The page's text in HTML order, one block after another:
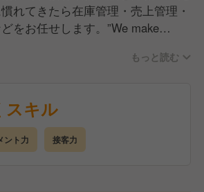
れてきたら在庫管理・売上管理・
をお任せします。”We make
ムに加えて、アイスクリームケー
きましょう。
もっと読む
スキル
ント力 接客力